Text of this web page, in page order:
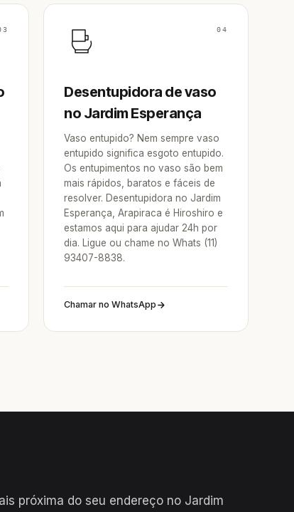
04
Desentupidora de vaso
no Jardim Esperança
Vaso entupido? Nem sempre vaso
entupido significa esgoto entupido.
Os entupimentos no vaso são bem
mais rápidos, baratos e fáceis de
resolver. Desentupidora no Jardim
Esperança, Arapiraca é Hiroshiro e
estamos aqui para ajudar 24h por
dia. Ligue ou chame no Whats (11)
93407-8838.
Chamar no WhatsApp
próxima do seu endereço no Jardim